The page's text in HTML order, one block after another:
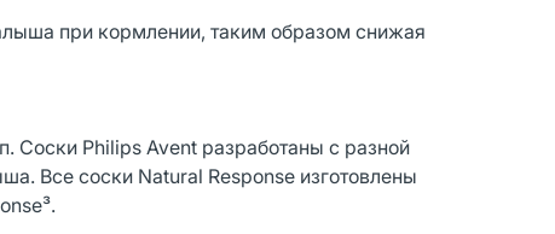
при кормлении, таким образом снижая
Соски Philips Avent разработаны с разной
Все соски Natural Response изготовлены